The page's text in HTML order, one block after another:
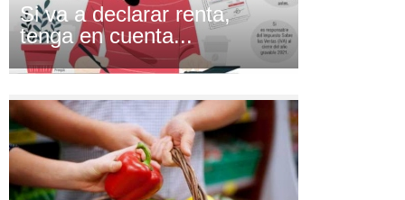
Si va a declarar renta,
tenga en cuenta...